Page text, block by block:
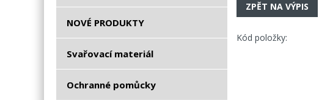
NOVÉ PRODUKTY
Svařovací materiál
Ochranné pomůcky
ZPĚT NA VÝPIS
Kód položky: